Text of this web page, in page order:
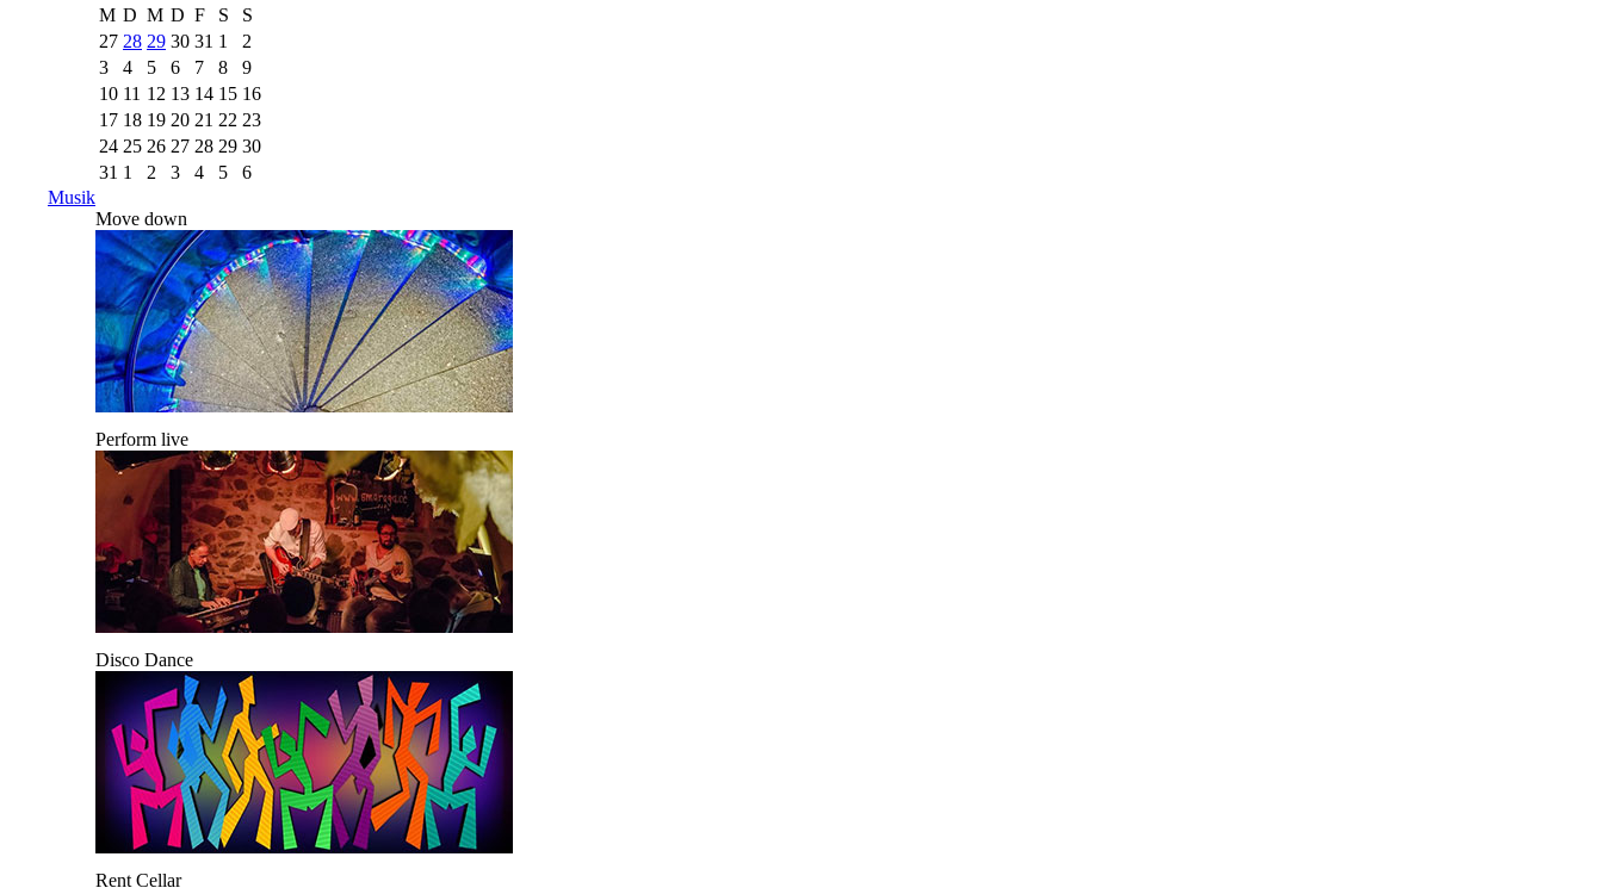
M D M D F S
S
27 28 29 30 31 1
2
3
4 5 6 7 8
9
10 11 12 13 14 15 16
17 18 19 20 21 22 23
24 25 26 27 28 29 30
31 1 2 3 4 5
6
Musik
Move down
Perform live
Disco Dance
Rent Cellar